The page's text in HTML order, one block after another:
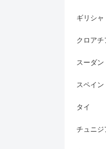
ギリシャ
クロアチ
スーダン
スペイン
タイ
チュニジ